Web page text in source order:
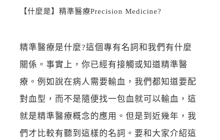
【什麼是】精準醫療Precision Medicine?
精準醫療是什麼?這個專有名詞和我們有什麼
關係。事實上，你已經有接觸或知道精準醫
療。例如說在病人需要輸血，我們都知道要配
對血型，而不是隨便找一包血就可以輸血，這
就是精準醫療概念的應用。但是到近幾年，我
們才比較有聽到這樣的名詞。要和大家介紹這